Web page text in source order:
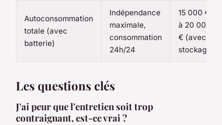
Autoconsommation
totale (avec
batterie)
Indépendance
maximale,
consommation
24h/24
15 000 €
à 20 000
€ (avec
stockage)
Les questions clés
J'ai peur que l'entretien soit trop
contraignant, est-ce vrai ?